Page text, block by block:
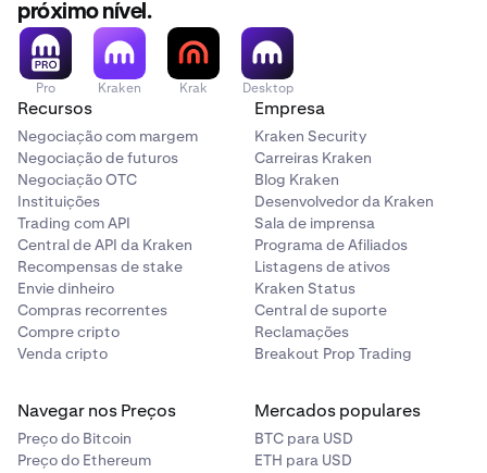
próximo nível.
Pro Kraken Krak Desktop
Recursos
Negociação com margem
Negociação de futuros
Negociação OTC
Instituições
Trading com API
Central de API da Kraken
Recompensas de stake
Envie dinheiro
Compras recorrentes
Compre cripto
Venda cripto
Empresa
Kraken Security
Carreiras Kraken
Blog Kraken
Desenvolvedor da Kraken
Sala de imprensa
Programa de Afiliados
Listagens de ativos
Kraken Status
Central de suporte
Reclamações
Breakout Prop Trading
Navegar nos Preços
Preço do Bitcoin
Preço do Ethereum
Mercados populares
BTC para USD
ETH para USD